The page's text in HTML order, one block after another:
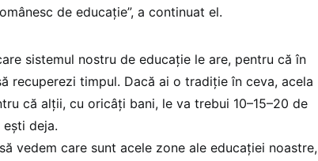
de educație”, a continuat el.
sistemul nostru de educație le are, pentru că în
recuperezi timpul. Dacă ai o tradiție în ceva, acela
că alții, cu oricâți bani, le va trebui 10–15–20 de
deja.
vedem care sunt acele zone ale educației noastre,